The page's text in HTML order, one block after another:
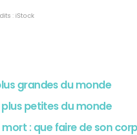
: iStock
grandes du monde
plus petites du monde
: que faire de son